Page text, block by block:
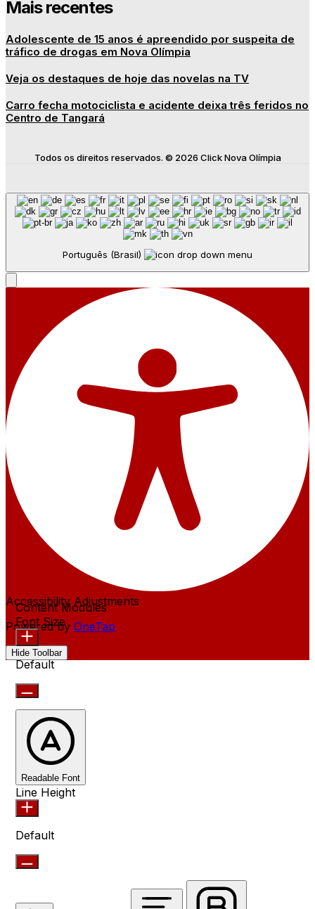
Mais recentes
Adolescente de 15 anos é apreendido por suspeita de
tráfico de drogas em Nova Olímpia
Veja os destaques de hoje das novelas na TV
Carro fecha motociclista e acidente deixa três feridos no
Centro de Tangará
Todos os direitos reservados. © 2026 Click Nova Olímpia
Português (Brasil)
Accessibility Adjustments
Powered by OneTap
Hide Toolbar
Content Modules
Font Size
Default
Readable Font
Line Height
Default